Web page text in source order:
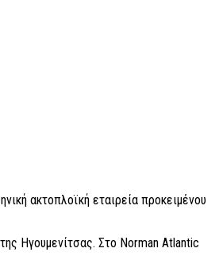
ακτοπλοϊκή εταιρεία προκειμένου
Ηγουμενίτσας. Στο Norman Atlantic